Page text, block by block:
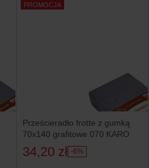
PROMOCJA
Prześcieradło frotte z gumką
70x140 grafitowe 070 KARO
34,20 zł -6%